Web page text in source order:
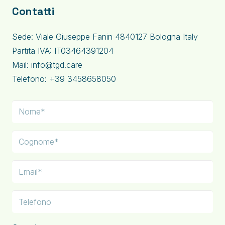
Contatti
Sede: Viale Giuseppe Fanin 4840127 Bologna Italy
Partita IVA: IT03464391204
Mail: info@tgd.care
Telefono: +39 3458658050